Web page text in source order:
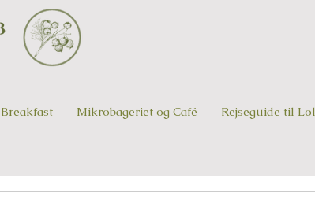
Mikrobageriet og Café Rejseguide til